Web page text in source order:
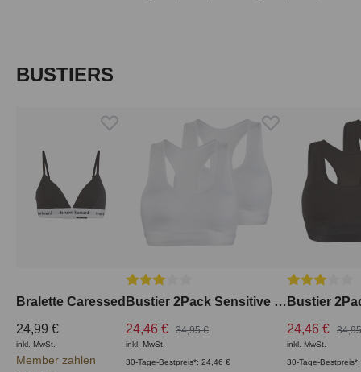
Produktgalerie überspringen
BUSTIERS
Bralette Caressed
24,99 €
inkl. MwSt.
Member zahlen
Durchschnittliche Bewertung von 3 von
Bustier 2Pack Sensitive Comfort
24,46 €
34,95 €
inkl. MwSt.
30-Tage-Bestpreis*: 24,46 €
24,46 €
inkl. MwSt.
30-Tage-